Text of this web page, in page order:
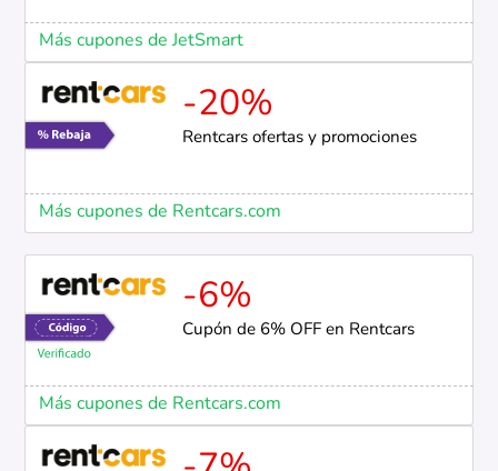
Más cupones de JetSmart
-20%
Rentcars ofertas y promociones
Más cupones de Rentcars.com
-6%
Cupón de 6% OFF en Rentcars
Más cupones de Rentcars.com